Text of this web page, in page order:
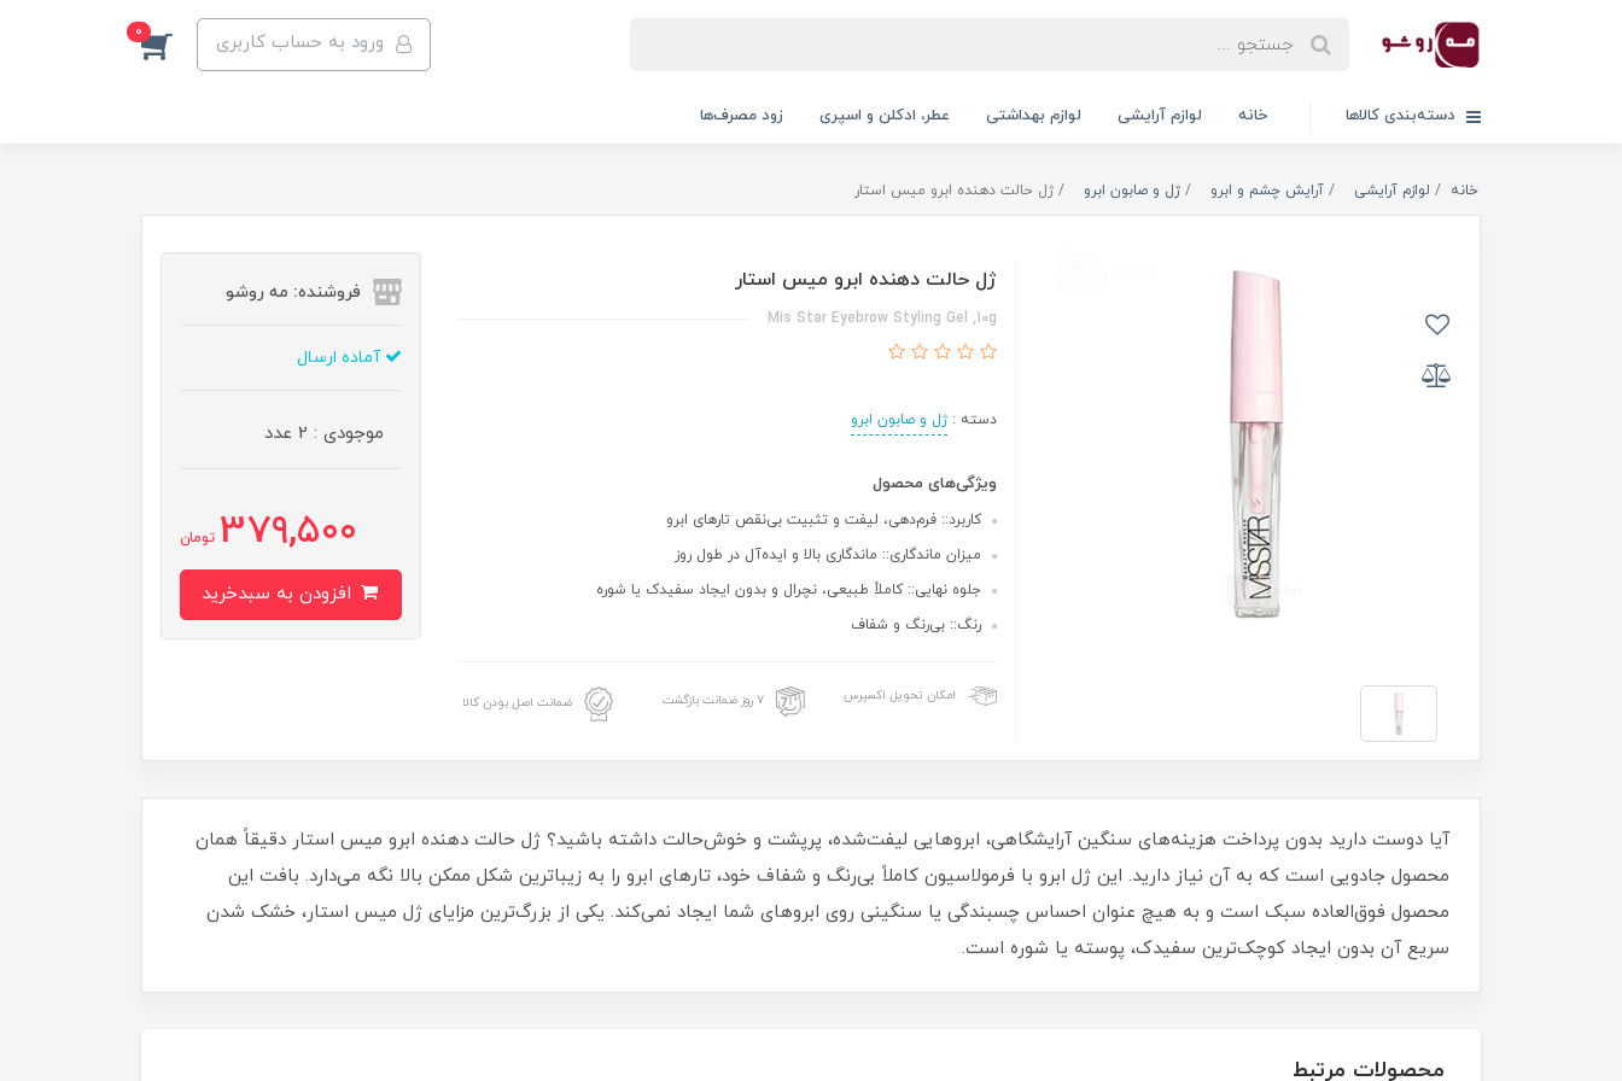
ورود به حساب کاربری 0
دسته‌بندی کالاها خانه لوازم آرایشی لوازم بهداشتی عطر، ادکلن و اسپری زود مصرف‌ها
خانه لوازم آرایشی آرایش چشم و ابرو ژل و صابون ابرو ژل حالت دهنده ابرو میس استار
ژل حالت دهنده ابرو میس استار
Mis Star Eyebrow Styling Gel ,10g
دسته :ژل و صابون ابرو
ویژگی‌های محصول
کاربرد:: فرم‌دهی، لیفت و تثبیت بی‌نقص تارهای ابرو
میزان ماندگاری:: ماندگاری بالا و ایده‌آل در طول روز
جلوه نهایی:: کاملاً طبیعی، نچرال و بدون ایجاد سفیدک یا شوره
رنگ:: بی‌رنگ و شفاف
امکان تحویل اکسپرس ۷ روز ضمانت بازگشت ضمانت اصل بودن کالا
فروشنده: مه رو‌شو
آماده ارسال
موجودی : 2 عدد
379,500 تومان
آیا دوست دارید بدون پرداخت هزینه‌های سنگین آرایشگاهی، ابروهایی لیفت‌شده، پرپشت و خوش‌حالت داشته باشید؟ ژل حالت دهنده ابرو میس استار دقیقاً همان
محصول جادویی است که به آن نیاز دارید. این ژل ابرو با فرمولاسیون کاملاً بی‌رنگ و شفاف خود، تارهای ابرو را به زیباترین شکل ممکن بالا نگه می‌دارد. بافت این
محصول فوق‌العاده سبک است و به هیچ عنوان احساس چسبندگی یا سنگینی روی ابروهای شما ایجاد نمی‌کند. یکی از بزرگ‌ترین مزایای ژل میس استار، خشک شدن
سریع آن بدون ایجاد کوچک‌ترین سفیدک، پوسته یا شوره است.
محصولات مرتبط